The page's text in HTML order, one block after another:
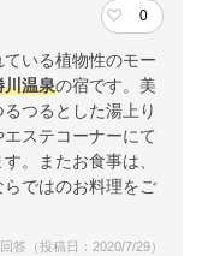
0
いる植物性のモー
川温泉の宿です。美
つるとした湯上り
ステコーナーにて
。またお食事は、
らではのお料理をご
答（投稿日：2020/7/29）